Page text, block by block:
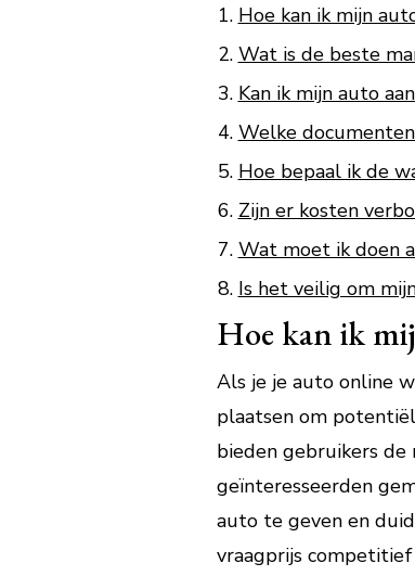
Hoe kan ik mijn
Wat is de beste
Kan ik mijn auto
Welke
Hoe bepaal ik de
Zijn er kosten
Wat moet ik doen
Is het veilig om
Hoe kan ik
Als je je auto online
plaatsen om
bieden gebruikers
geïnteresseerden
auto te geven en
vraagprijs